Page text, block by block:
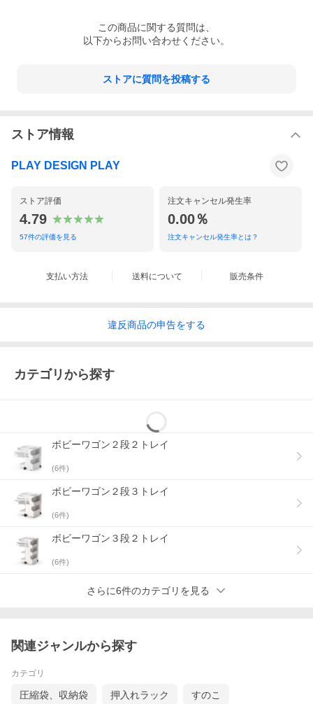
２段２トレイ
多機能ワゴンの代名詞
ボビーワゴンは、キャスター付きの本体を回転させることで側面4
ケットなど、機能性に富んだ収納スペースが随所に工夫されてい
ます。ABS樹脂製で汚れの拭き取りも簡単。
SMAU賞(イタリア)を受賞したほか、MoMAのパーマネントコレク
ションにも選定されているプロダクトデザインの名作です。
この商品に関する質問は、
以下からお問い合わせください。
ストアに質問を投稿する
ストア情報
PLAY DESIGN PLAY
ストア評価
4.79
57件の評価を見る
注文キャンセル発生率
0.00％
注文キャンセル発生率とは？
支払い方法 送料について 販売条件
違反商品の申告をする
カテゴリから探す
ボビーワゴン２段２トレイ
(6件)
ボビーワゴン２段３トレイ
(6件)
ボビーワゴン３段２トレイ
(6件)
さらに6件のカテゴリを見る
関連ジャンルから探す
カテゴリ
圧縮袋、収納袋 押入れラック すのこ